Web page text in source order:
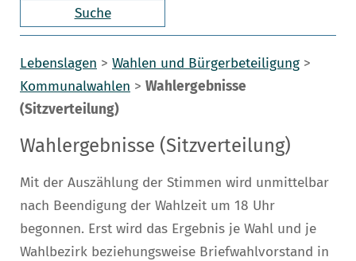
Suche
Lebenslagen > Wahlen und Bürgerbeteiligung >
Kommunalwahlen > Wahlergebnisse
(Sitzverteilung)
Wahlergebnisse (Sitzverteilung)
Mit der Auszählung der Stimmen wird unmittelbar
nach Beendigung der Wahlzeit um 18 Uhr
begonnen. Erst wird das Ergebnis je Wahl und je
Wahlbezirk beziehungsweise Briefwahlvorstand in